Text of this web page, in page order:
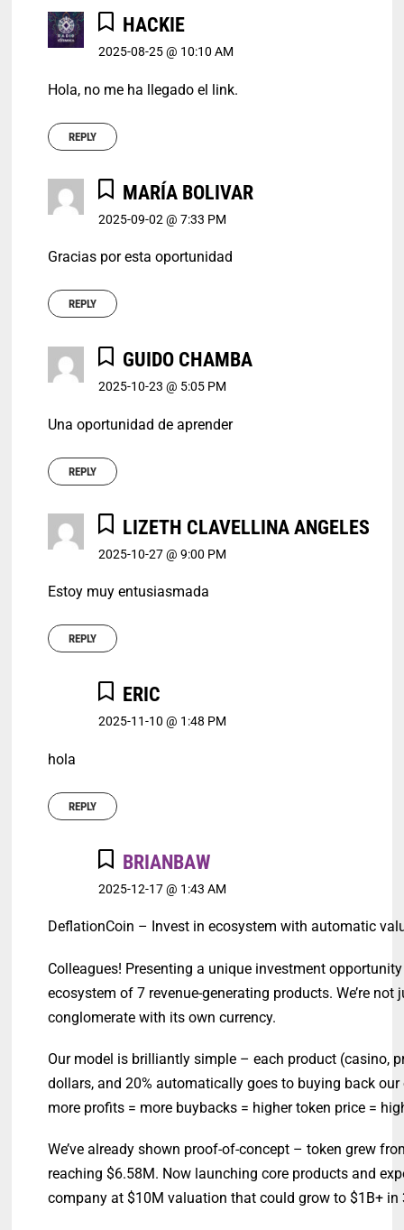
HACKIE
2025-08-25 @ 10:10 AM
Hola, no me ha llegado el link.
REPLY
MARÍA BOLIVAR
2025-09-02 @ 7:33 PM
Gracias por esta oportunidad
REPLY
GUIDO CHAMBA
2025-10-23 @ 5:05 PM
Una oportunidad de aprender
REPLY
LIZETH CLAVELLINA ANGELES
2025-10-27 @ 9:00 PM
Estoy muy entusiasmada
REPLY
ERIC
2025-11-10 @ 1:48 PM
hola
REPLY
BRIANBAW
2025-12-17 @ 1:43 AM
DeflationCoin – Invest in ecosystem with automatic
Colleagues! Presenting a unique investment
ecosystem of 7 revenue-generating products. We’re
conglomerate with its own currency.
Our model is brilliantly simple – each product (casino,
dollars, and 20% automatically goes to buying back
more profits = more buybacks = higher token price =
We’ve already shown proof-of-concept – token grew
reaching $6.58M. Now launching core products and
company at $10M valuation that could grow to $1B+ in